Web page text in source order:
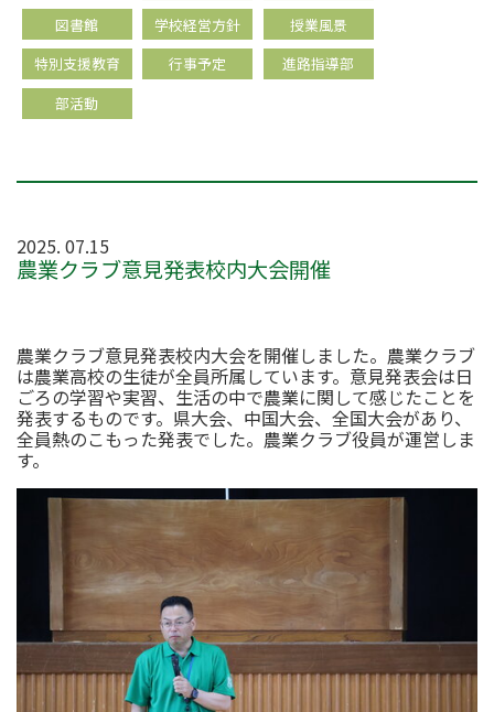
図書館
学校経営方針
授業風景
特別支援教育
行事予定
進路指導部
部活動
2025. 07.15
農業クラブ意見発表校内大会開催
農業クラブ意見発表校内大会を開催しました。農業クラブ
は農業高校の生徒が全員所属しています。意見発表会は日
ごろの学習や実習、生活の中で農業に関して感じたことを
発表するものです。県大会、中国大会、全国大会があり、
全員熱のこもった発表でした。農業クラブ役員が運営しま
す。